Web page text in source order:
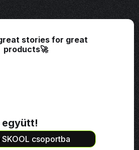
stories for great
products🚀
együtt!
csoportba